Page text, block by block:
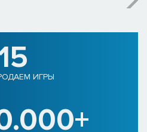
ИГРЫ